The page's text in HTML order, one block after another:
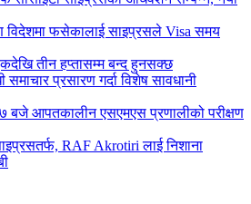
विदेशमा फसेकालाई साइप्रसले Visa समय
तीन हप्तासम्म बन्द हुनसक्छ
समाचार प्रसारण गर्दा विशेष सावधानी
बजे आपतकालीन एसएमएस प्रणालीको परीक्षण
RAF Akrotiri लाई निशाना